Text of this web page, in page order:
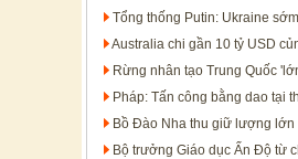
Tổng thống Putin: Ukraine
Australia chi gần 10 tỷ USD
Rừng nhân tạo Trung Quốc
Pháp: Tấn công bằng dao tại
Bồ Đào Nha thu giữ lượng
Bộ trưởng Giáo dục Ấn Độ từ